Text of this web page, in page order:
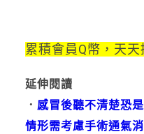
累積會員Q幣，天天
延伸閱讀
． 感冒後聽不清楚恐
情形需考慮手術通氣